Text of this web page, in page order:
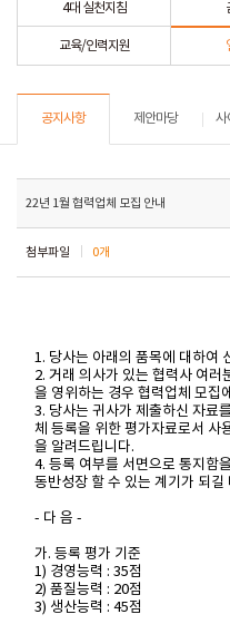
4대 실천지침
교육/인력지원
공지사항 제안마당 사
22년 1월 협력업체 모집 안내
첨부파일 0개
1. 당사는 아래의 품목에 대하여
2. 거래 의사가 있는 협력사 여러
을 영위하는 경우 협력업체 모집
3. 당사는 귀사가 제출하신 자료
체 등록을 위한 평가자료로서 사
을 알려드립니다.
4. 등록 여부를 서면으로 통지함
동반성장 할 수 있는 계기가 되길
- 다 음 -
가. 등록 평가 기준
1) 경영능력 : 35점
2) 품질능력 : 20점
3) 생산능력 : 45점